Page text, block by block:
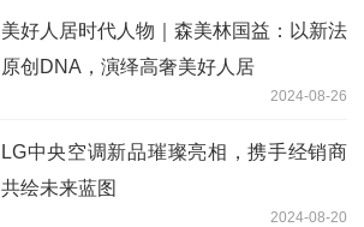
美好人居时代人物｜森美林国益：以新法
原创DNA，演绎高奢美好人居
2024-08-26
LG中央空调新品璀璨亮相，携手经销商
共绘未来蓝图
2024-08-20